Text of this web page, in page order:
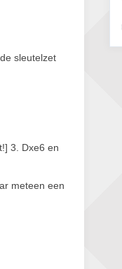
sleutelzet
3. Dxe6 en
meteen een